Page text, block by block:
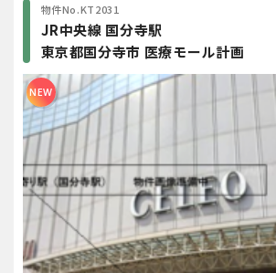
物件No.KT2031
JR中央線 国分寺駅
東京都国分寺市 医療モール計画
NEW